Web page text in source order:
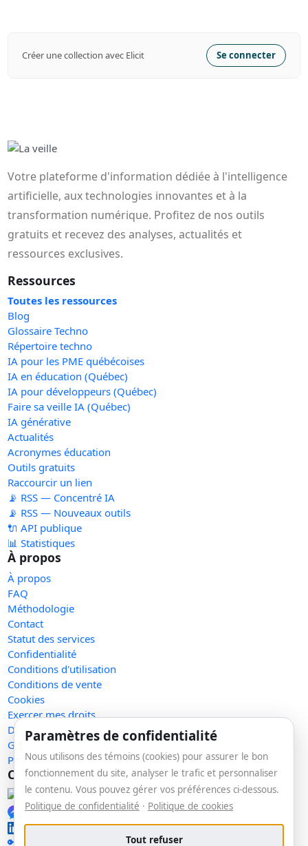
Créer une collection avec Elicit Se connecter
Votre plateforme d'information dédiée à l'intelligence
artificielle, aux technologies innovantes et à la
transformation numérique. Profitez de nos outils
gratuits et recevez des analyses, actualités et
ressources exclusives.
Ressources
Toutes les ressources
Blog
Glossaire Techno
Répertoire techno
IA pour les PME québécoises
IA en éducation (Québec)
IA pour développeurs (Québec)
Faire sa veille IA (Québec)
IA générative
Actualités
Acronymes éducation
Outils gratuits
Raccourcir un lien
📡 RSS — Concentré IA
📡 RSS — Nouveaux outils
🔌 API publique
📊 Statistiques
À propos
À propos
FAQ
Méthodologie
Contact
Statut des services
Confidentialité
Conditions d'utilisation
Conditions de vente
Cookies
Exercer mes droits
Demande de retrait
Gérer les témoins
Plan du site
Communauté
Facebook
Messenger
LinkedIn
🔑 Se connecter
Paramètres de confidentialité
Nous utilisons des témoins (cookies) pour assurer le bon
fonctionnement du site, analyser le trafic et personnaliser
le contenu. Vous pouvez gérer vos préférences ci-dessous.
Politique de confidentialité · Politique de cookies
Tout refuser